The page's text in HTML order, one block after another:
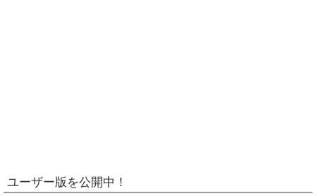
ユーザー版を公開中！